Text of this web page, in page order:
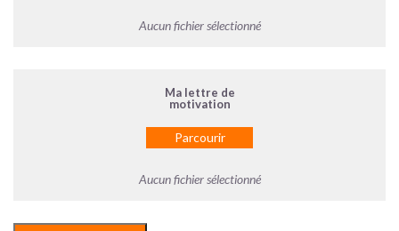
Aucun fichier sélectionné
Parcourir
Aucun fichier sélectionné